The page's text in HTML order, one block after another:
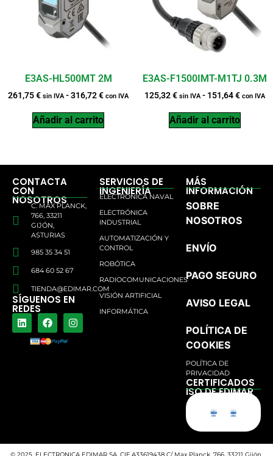
E3AS-HL500MT 2M
261,75€ sin IVA -316,72€ con IVA
Añadir al carrito
E3AS-F1500IMT-M1TJ 0.3M
125,32€ sin IVA - 151,64€ con IVA
Añadir al carrito
CONTACTA
CON
NOSOTROS
C. MAX PLANCK,
766, 33211
GIJÓN,
ASTURIAS
985 35 34 51
684 60 52 67
TIENDA@EDIMAR.COM
SÍGUENOS EN
REDES
SERVICIOS DE
INGENIERÍA
ELECTRÓNICA NAVAL
ELECTRÓNICA
INDUSTRIAL
AUTOMATIZACIÓN Y
CONTROL
ROBÓTICA
RADIOCOMUNICACIONES
VISIÓN ARTIFICIAL
INFORMÁTICA
MÁS
INFORMACIÓN
SOBRE
NOSOTROS
ENVÍO
PAGO SEGURO
AVISO LEGAL
POLÍTICA DE
COOKIES
POLÍTICA DE
PRIVACIDAD
CERTIFICADOS
ISO DE EDIMAR